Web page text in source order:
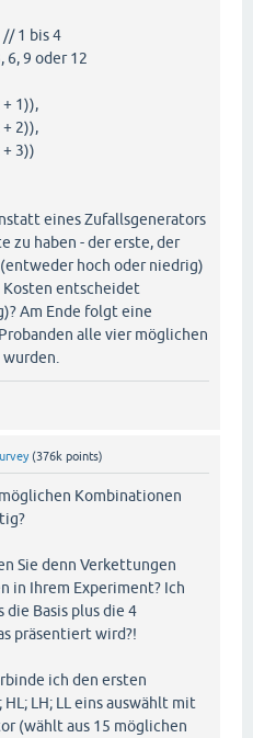
1 bis 4
9 oder 12
1)),
2)),
3))
eines Zufallsgenerators
zu haben - der erste, der
hoch oder niedrig)
Kosten entscheidet
Am Ende folgt eine
alle vier möglichen
(376k points)
Kombinationen
Sie denn Verkettungen
in Ihrem Experiment? Ich
die Basis plus die 4
präsentiert wird?!
ich den ersten
LH; LL eins auswählt mit
(wählt aus 15 möglichen